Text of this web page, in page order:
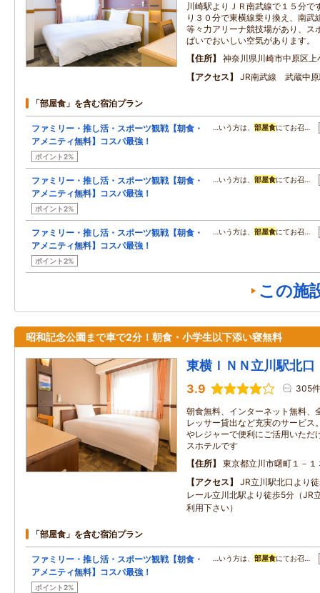
川崎駅よりＪＲ南武線で１５分で
り３０分で東横線乗り換え、南武
等々力アリーナ競技場があり、ス
ぱいでおいしい空気があります。
住所
神奈川県川崎市中原区
アクセス
JR南武線 武蔵中原
「部屋食」を含む宿泊プラン
ファミリー・推し活・スポーツ観戦【朝食・
アメニティ無料】コスパ最強！
ポイント2%
…いう方は、 部屋食にてお召…
ファミリー・推し活・スポーツ観戦【朝食・
アメニティ無料】コスパ最強！
ポイント2%
…いう方は、 部屋食にてお召…
ファミリー・推し活・スポーツ観戦【朝食・
アメニティ無料】コスパ最強！
ポイント2%
…いう方は、 部屋食にてお召…
この施
昭和記念公園まで車で2分！朝食・小学生以下添い寝無料
東横ＩＮＮ立川駅北口
3.9 305件
朝食無料、インターネット無料、
レッサー貸出など充実のサービス
やレジャーで便利にご活用いただ
スホテルです
住所
東京都立川市曙町１－１
アクセス
JR立川駅北口より
レール立川北駅より徒歩5分（JR
利用下さい）
「部屋食」を含む宿泊プラン
ファミリー・推し活・スポーツ観戦【朝食・
アメニティ無料】コスパ最強！
ポイント2%
…いう方は、 部屋食にてお召…